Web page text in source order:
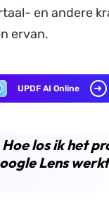
en andere
ervan.
UPDF AI Online
Hoe los ik het
Lens